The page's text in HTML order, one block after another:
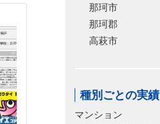
那珂市
那珂郡
高萩市
種別ごとの実績
マンション